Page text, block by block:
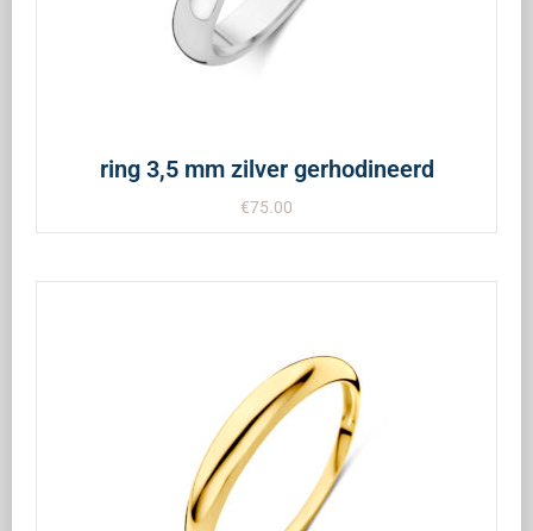
ring 3,5 mm zilver gerhodineerd
€75.00